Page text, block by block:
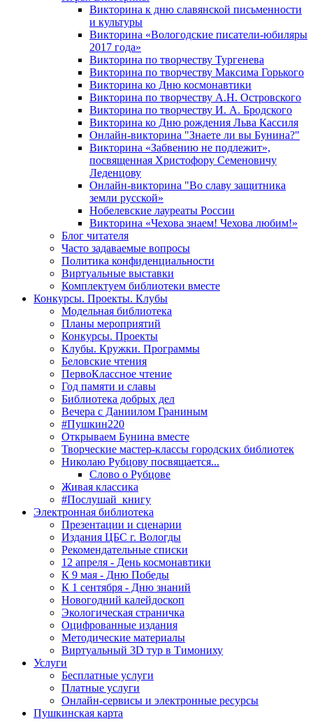
Викторина к дню славянской письменности
и культуры
Викторина «Вологодские писатели-юбиляры
2017 года»
Викторина по творчеству Тургенева
Викторина по творчеству Максима Горького
Викторина ко Дню космонавтики
Викторина по творчеству А.Н. Островского
Викторина по творчеству И. А. Бродского
Викторина ко Дню рождения Льва Кассиля
Онлайн-викторина "Знаете ли вы Бунина?"
Викторина «Забвению не подлежит»,
посвященная Христофору Семеновичу
Леденцову
Онлайн-викторина "Во славу защитника
земли русской»
Нобелевские лауреаты России
Викторина «Чехова знаем! Чехова любим!»
Блог читателя
Часто задаваемые вопросы
Политика конфиденциальности
Виртуальные выставки
Комплектуем библиотеки вместе
Конкурсы. Проекты. Клубы
Модельная библиотека
Планы мероприятий
Конкурсы. Проекты
Клубы. Кружки. Программы
Беловские чтения
ПервоКлассное чтение
Год памяти и славы
Библиотека добрых дел
Вечера с Даниилом Граниным
#Пушкин220
Открываем Бунина вместе
Творческие мастер-классы городских библиотек
Николаю Рубцову посвящается...
Слово о Рубцове
Живая классика
#Послушай_книгу
Электронная библиотека
Презентации и сценарии
Издания ЦБС г. Вологды
Рекомендательные списки
12 апреля - День космонавтики
К 9 мая - Дню Победы
К 1 сентября - Дню знаний
Новогодний калейдоскоп
Экологическая страничка
Оцифрованные издания
Методические материалы
Виртуальный 3D тур в Тимониху
Услуги
Бесплатные услуги
Платные услуги
Онлайн-сервисы и электронные ресурсы
Пушкинская карта